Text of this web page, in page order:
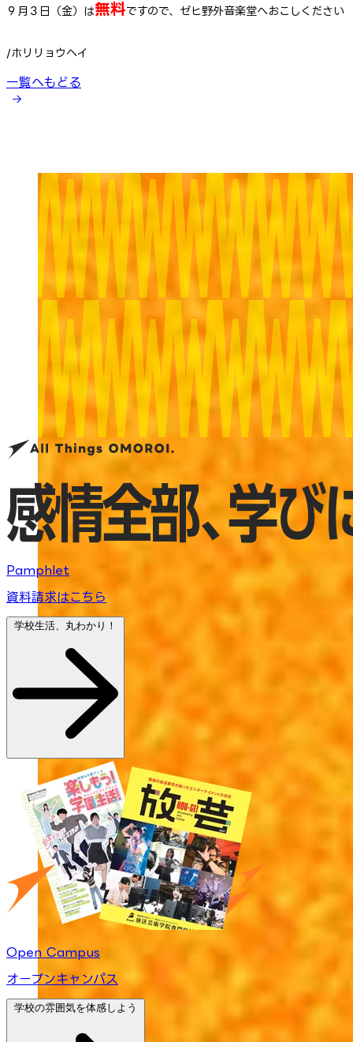
９月３日（金）は無料ですので、ゼヒ野外音楽堂へおこしください
/ホリリョウヘイ
一覧へもどる
Pamphlet
資料請求はこちら
学校生活、丸わかり！
Open Campus
オープンキャンパス
学校の雰囲気を体感しよう